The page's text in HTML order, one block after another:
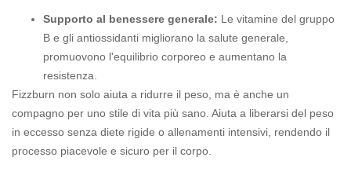
Supporto al benessere generale: Le vitamine del gruppo
B e gli antiossidanti migliorano la salute generale,
promuovono l'equilibrio corporeo e aumentano la
resistenza.
Fizzburn non solo aiuta a ridurre il peso, ma è anche un
compagno per uno stile di vita più sano. Aiuta a liberarsi del peso
in eccesso senza diete rigide o allenamenti intensivi, rendendo il
processo piacevole e sicuro per il corpo.